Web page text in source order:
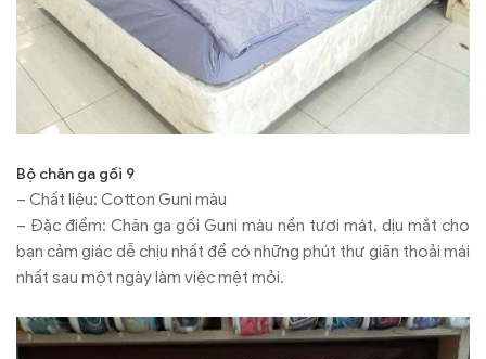
Bộ chăn ga gối 9
– Chất liệu: Cotton Guni màu
– Đặc điểm: Chăn ga gối Guni màu nền tươi mát, dịu mắt cho
bạn cảm giác dễ chịu nhất để có những phút thư giãn thoải mái
nhất sau một ngày làm việc mệt mỏi.